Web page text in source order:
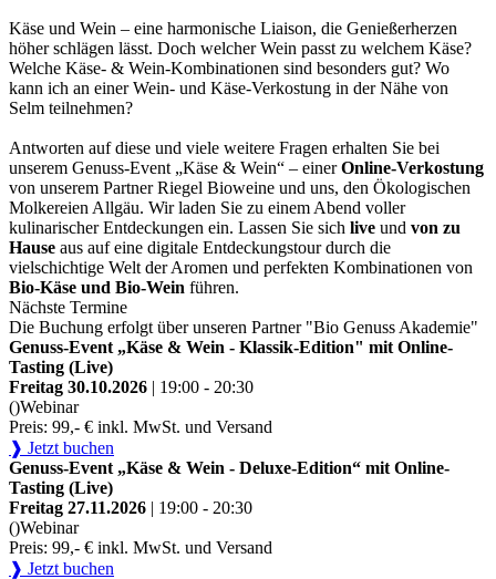
Käse und Wein – eine harmonische Liaison, die Genießerherzen
höher schlägen lässt. Doch welcher Wein passt zu welchem Käse?
Welche Käse- & Wein-Kombinationen sind besonders gut? Wo
kann ich an einer Wein- und Käse-Verkostung in der Nähe von
Selm teilnehmen?
Antworten auf diese und viele weitere Fragen erhalten Sie bei
unserem Genuss-Event „Käse & Wein“ – einerOnline-Verkostung
von unserem Partner Riegel Bioweine und uns, den Ökologischen
Molkereien Allgäu. Wir laden Sie zu einem Abend voller
kulinarischer Entdeckungen ein. Lassen Sie sich live und von zu
Hause aus auf eine digitale Entdeckungstour durch die
vielschichtige Welt der Aromen und perfekten Kombinationen von
Bio-Käse und Bio-Wein führen.
Nächste Termine
Die Buchung erfolgt über unseren Partner "Bio Genuss Akademie"
Genuss-Event „Käse & Wein - Klassik-Edition" mit Online-
Tasting (Live)
Freitag 30.10.2026 | 19:00 - 20:30
()Webinar
Preis: 99,- € inkl. MwSt. und Versand
❱ Jetzt buchen
Genuss-Event „Käse & Wein - Deluxe-Edition“ mit Online-
Tasting (Live)
Freitag 27.11.2026 | 19:00 - 20:30
()Webinar
Preis: 99,- € inkl. MwSt. und Versand
❱ Jetzt buchen